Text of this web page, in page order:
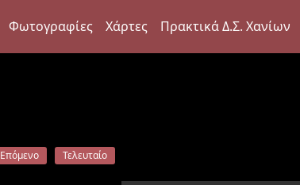
Φωτογραφίες Χάρτες Πρακτικά Δ.Σ. Χανίων
Επόμενο Τελευταίο